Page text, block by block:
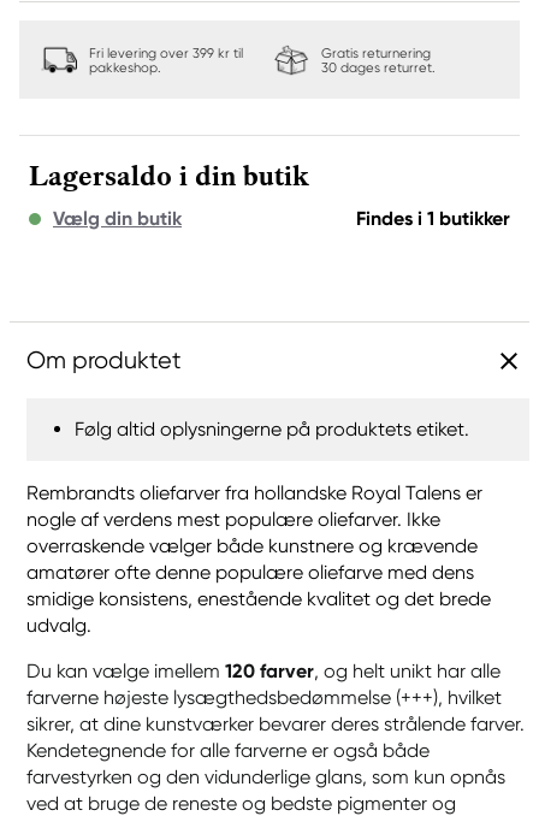
Fri levering over 399 kr til
pakkeshop.
Gratis returnering
30 dages returret.
Lagersaldo i din butik
Vælg din butik Findes i 1 butikker
Om produktet
Følg altid oplysningerne på produktets etiket.
Rembrandts oliefarver fra hollandske Royal Talens er
nogle af verdens mest populære oliefarver. Ikke
overraskende vælger både kunstnere og krævende
amatører ofte denne populære oliefarve med dens
smidige konsistens, enestående kvalitet og det brede
udvalg.
Du kan vælge imellem 120 farver, og helt unikt har alle
farverne højeste lysægthedsbedømmelse (+++), hvilket
sikrer, at dine kunstværker bevarer deres strålende farver.
Kendetegnende for alle farverne er også både
farvestyrken og den vidunderlige glans, som kun opnås
ved at bruge de reneste og bedste pigmenter og